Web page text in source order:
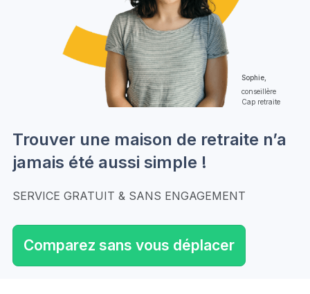
Sophie,
conseillère
Cap retraite
Trouver une maison de retraite n’a
jamais été aussi simple !
SERVICE GRATUIT & SANS ENGAGEMENT
Comparez sans vous déplacer